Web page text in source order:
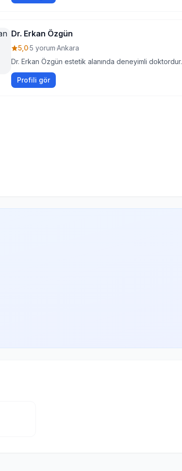
Dr. Erkan Özgün
5,0·5 yorum·Ankara
Dr. Erkan Özgün estetik alanında deneyimli doktordur.
Profili gör